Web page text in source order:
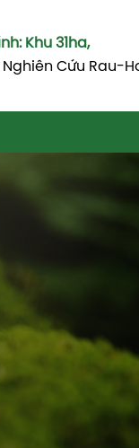
Khu 31ha,
Nghiên Cứu Rau-